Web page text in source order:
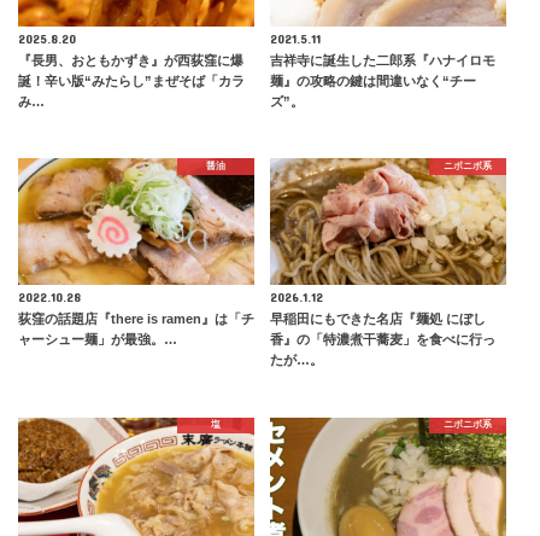
2025.8.20
『長男、おともかずき』が西荻窪に爆
誕！辛い版“みたらし”まぜそば「カラ
み…
2021.5.11
吉祥寺に誕生した二郎系『ハナイロモ
麺』の攻略の鍵は間違いなく“チー
ズ”。
醤油
2022.10.28
荻窪の話題店『there is ramen』は「チ
ャーシュー麺」が最強。…
ニボニボ系
2026.1.12
早稲田にもできた名店『麺処 にぼし
香』の「特濃煮干蕎麦」を食べに行っ
たが…。
塩 ニボニボ系